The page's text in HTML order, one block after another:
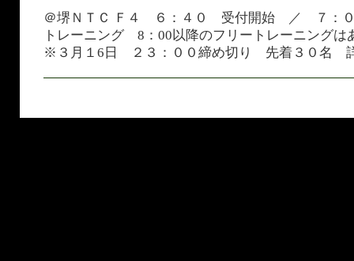
＠堺ＮＴＣ Ｆ４ ６：４０ 受付開始 ／ ７：
トレーニング 8：00以降のフリートレーニングは
※３月１6日 ２３：００締め切り 先着３０名